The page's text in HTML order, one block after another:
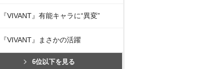
『VIVANT』有能キャラに“異変”
『VIVANT』まさかの活躍
6位以下を見る